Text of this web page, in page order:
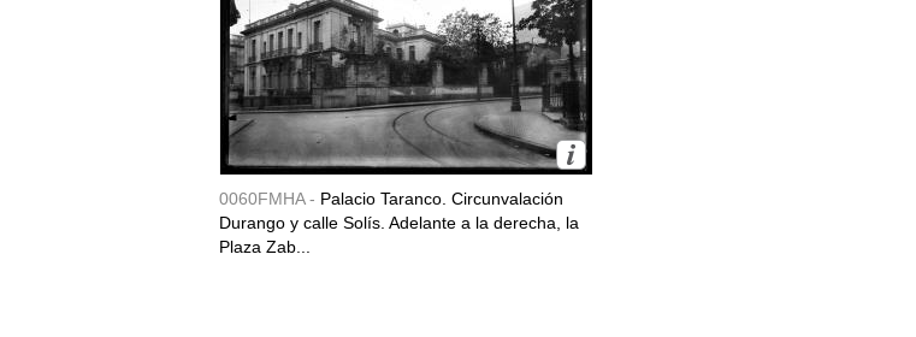
0060FMHA - Palacio Taranco. Circunvalación
Durango y calle Solís. Adelante a la derecha, la
Plaza Zab...